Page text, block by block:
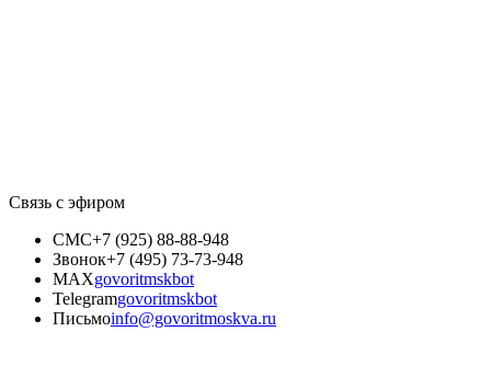
Связь с эфиром
СМС+7 (925) 88-88-948
Звонок+7 (495) 73-73-948
MAXgovoritmskbot
Telegramgovoritmskbot
Письмоinfo@govoritmoskva.ru